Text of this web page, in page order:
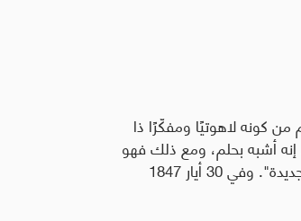
من كونه لاهوتيًا ومفكّرًا ذا
إنه أشبه بحلم، ومع ذلك فهو
هادئ، مطمئن، وسعيد، كما لو كان تحقيقًا لأمل طال انتظاره وبداية لحياة جديدة". وفي 30 أيار 1847